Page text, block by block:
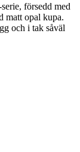
försedd med
matt opal kupa.
och i tak såväl